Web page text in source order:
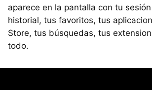
aparece en la pantalla con tu
historial, tus favoritos, tus
Store, tus búsquedas, tus
todo.